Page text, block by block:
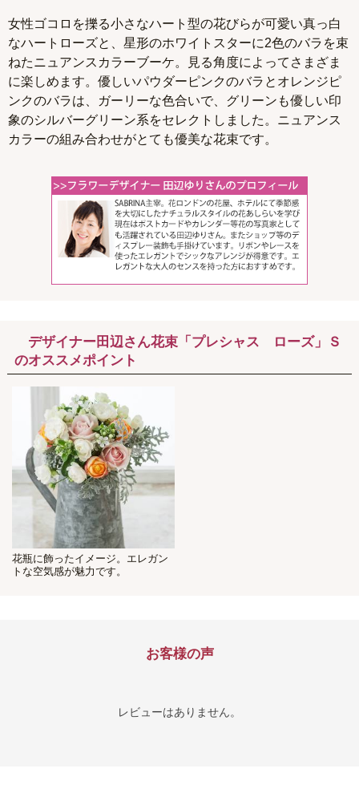
女性ゴコロを擽る小さなハート型の花びらが可愛い真っ白
なハートローズと、星形のホワイトスターに2色のバラを束
ねたニュアンスカラーブーケ。見る角度によってさまざま
に楽しめます。優しいパウダーピンクのバラとオレンジピ
ンクのバラは、ガーリーな色合いで、グリーンも優しい印
象のシルバーグリーン系をセレクトしました。ニュアンス
カラーの組み合わせがとても優美な花束です。
デザイナー田辺さん花束「プレシャス ローズ」Ｓ
のオススメポイント
花瓶に飾ったイメージ。エレガン
トな空気感が魅力です。
お客様の声
レビューはありません。